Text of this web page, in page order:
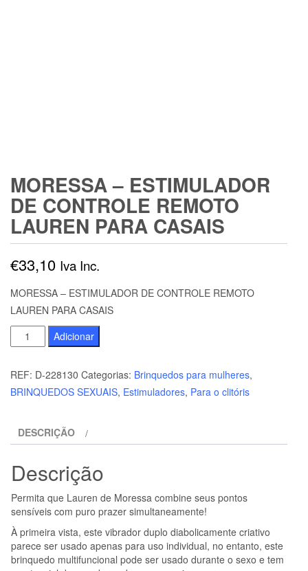
MORESSA – ESTIMULADOR
DE CONTROLE REMOTO
LAUREN PARA CASAIS
€33,10 Iva Inc.
MORESSA – ESTIMULADOR DE CONTROLE REMOTO
LAUREN PARA CASAIS
Quantidade
de
MORESSA
-
CONTROLE
LAUREN
CASAIS
Adicionar
REF: D-228130 Categorias: Brinquedos para mulheres,
BRINQUEDOS SEXUAIS, Estimuladores, Para o clitóris
DESCRIÇÃO
Descrição
Permita que Lauren de Moressa combine seus pontos
sensíveis com puro prazer simultaneamente!
À primeira vista, este vibrador duplo diabolicamente criativo
parece ser usado apenas para uso individual, no entanto, este
brinquedo multifuncional pode ser usado durante o sexo e tem